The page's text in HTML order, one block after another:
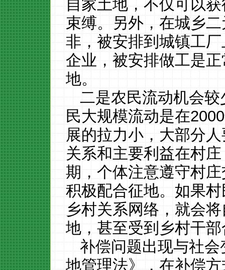
自家土地，不仅可以
束缚。另外，在城乡
非，被安排到城镇工
企业，被安排做工是
地。
二是农民流动机会
民大规模流动是在2000
展的拉力小，大部分
关系和主要利益在村
期，个体注意遵守村
积极配合征地。如果
乡村关系网络，就会
地，甚至受到乡村干
补偿问题出现与社会
地管理法》，在补偿